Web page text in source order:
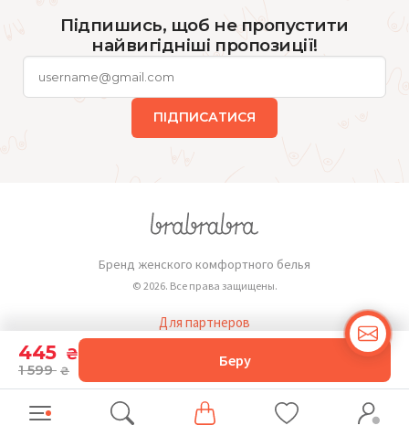
445 ₴
1 599 ₴
Беру
Підпишись, щоб не пропустити
найвигідніші пропозиції!
ПІДПИСАТИСЯ
Бренд женского комфортного белья
© 2026. Все права защищены.
Для партнеров